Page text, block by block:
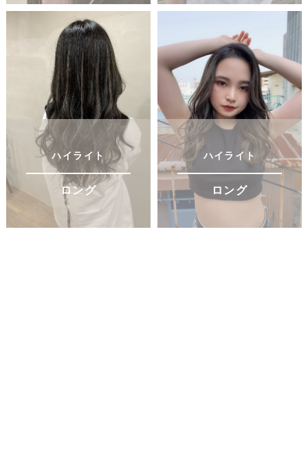
ハイライト
ロング
ハイライト
ロング